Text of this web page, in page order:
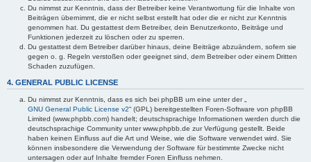
Du nimmst zur Kenntnis, dass der Betreiber keine Verantwortung für die Inhalte von
Beiträgen übernimmt, die er nicht selbst erstellt hat oder die er nicht zur Kenntnis
genommen hat. Du gestattest dem Betreiber, dein Benutzerkonto, Beiträge und
Funktionen jederzeit zu löschen oder zu sperren.
Du gestattest dem Betreiber darüber hinaus, deine Beiträge abzuändern, sofern sie
gegen o. g. Regeln verstoßen oder geeignet sind, dem Betreiber oder einem Dritten
Schaden zuzufügen.
4. GENERAL PUBLIC LICENSE
Du nimmst zur Kenntnis, dass es sich bei phpBB um eine unter der „
GNU General Public License v2“ (GPL) bereitgestellten Foren-Software von phpBB
Limited (www.phpbb.com) handelt; deutschsprachige Informationen werden durch die
deutschsprachige Community unter www.phpbb.de zur Verfügung gestellt. Beide
haben keinen Einfluss auf die Art und Weise, wie die Software verwendet wird. Sie
können insbesondere die Verwendung der Software für bestimmte Zwecke nicht
untersagen oder auf Inhalte fremder Foren Einfluss nehmen.